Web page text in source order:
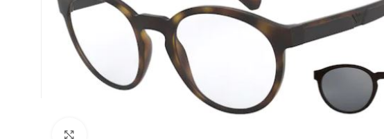
KUNDENSERVICE
HELP CENTER
+49 (0) 7353 988 767
service@glassesshop.eu
Kontakt-Formular